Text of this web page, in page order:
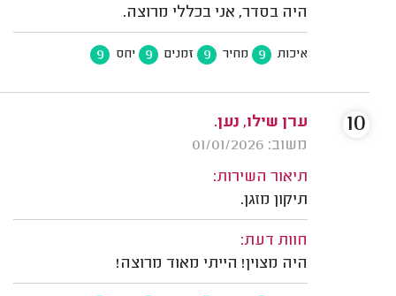
היה בסדר, אני בכללי מרוצה.
איכות 9 מחיר 9 זמנים 9 יחס 9
ערן שילו, נען.
משוב: 01/01/2026
תיאור השירות:
תיקון מזגן.
חוות דעת:
היה מצוין! הייתי מאוד מרוצה!
10